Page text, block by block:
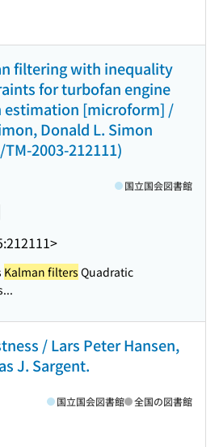
filtering with inequality
for turbofan engine
estimation [microform] /
Donald L. Simon
TM-2003-212111)
国立国会図書館
Kalman filters Quadratic
/ Lars Peter Hansen,
J. Sargent.
国立国会図書館 全国の図書館